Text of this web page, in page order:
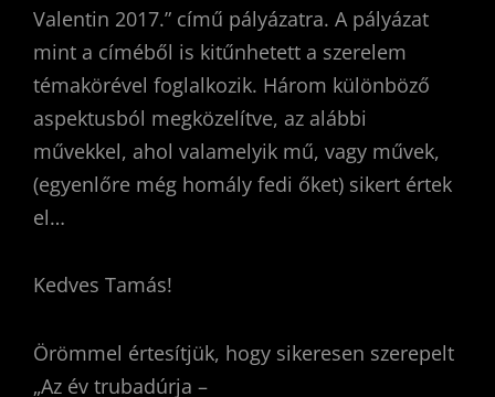
Valentin 2017.” című pályázatra. A pályázat
mint a címéből is kitűnhetett a szerelem
témakörével foglalkozik. Három különböző
aspektusból megközelítve, az alábbi
művekkel, ahol valamelyik mű, vagy művek,
(egyenlőre még homály fedi őket) sikert értek
el…
Kedves Tamás!
Örömmel értesítjük, hogy sikeresen szerepelt
„Az év trubadúrja –